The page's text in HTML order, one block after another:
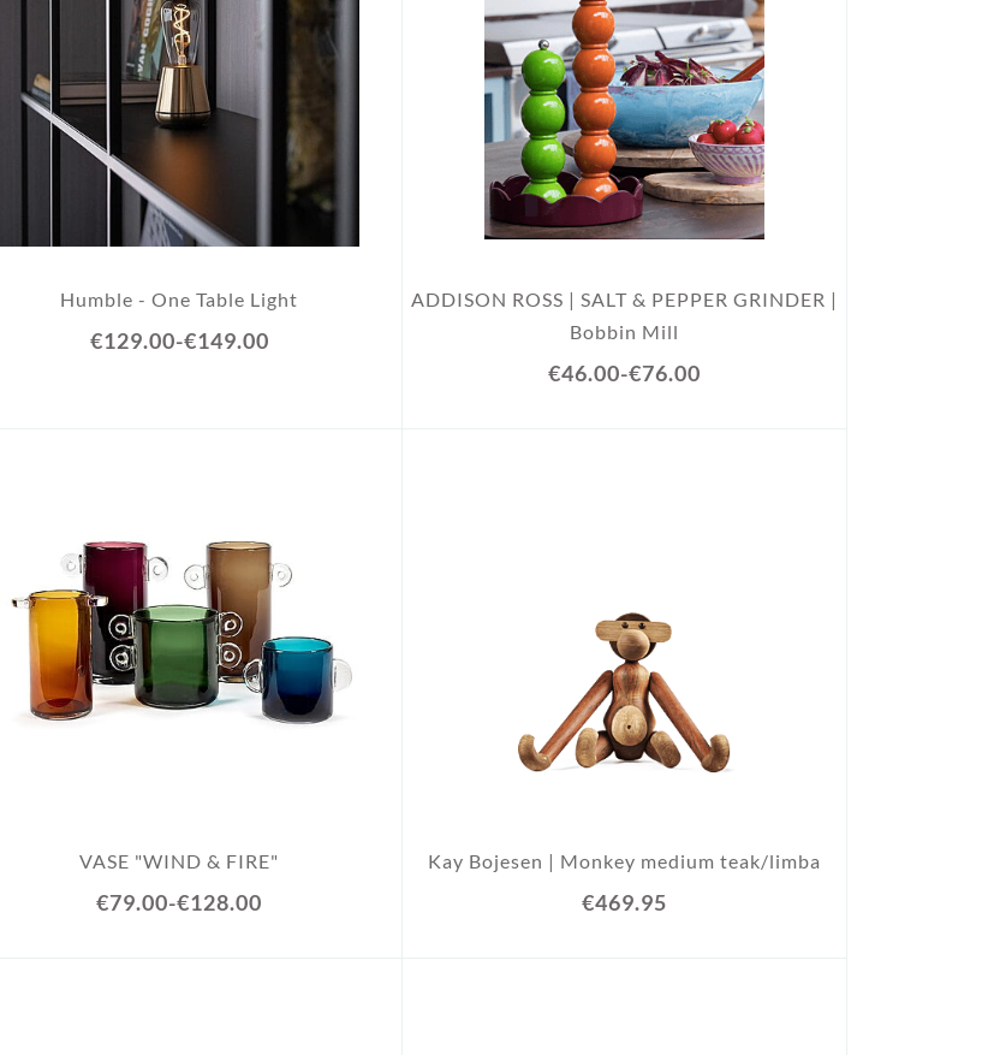
Humble - One Table Light
€129.00-€149.00
ADDISON ROSS | SALT & PEPPER GRINDER |
Bobbin Mill
€46.00-€76.00
VASE "WIND & FIRE"
€79.00-€128.00
Kay Bojesen | Monkey medium teak/limba
€469.95